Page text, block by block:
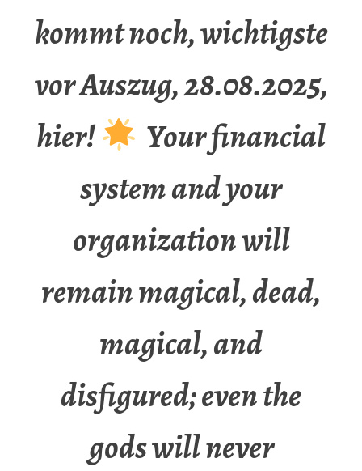
kommt noch, wichtigste
vor Auszug, 28.08.2025,
hier!
Your financial
system and your
organization will
remain magical, dead,
magical, and
disfigured; even the
gods will never